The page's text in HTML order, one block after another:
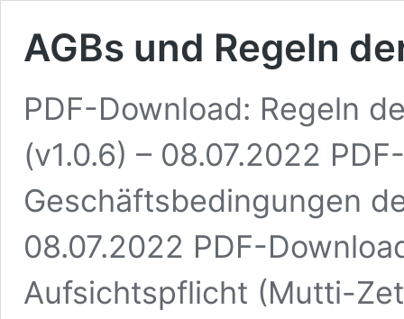
AGBs und Regeln
PDF-Download: Regeln
(v1.0.6) – 08.07.2022
Geschäftsbedingungen
08.07.2022 PDF-
Aufsichtspflicht (Mutti-